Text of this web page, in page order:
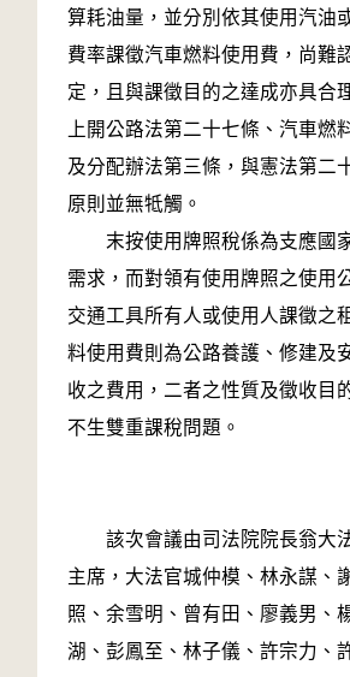
算耗油量，並分別依其使用汽油
費率課徵汽車燃料使用費，尚難
定，且與課徵目的之達成亦具合
上開公路法第二十七條、汽車燃
及分配辦法第三條，與憲法第二
原則並無牴觸。
末按使用牌照稅係為支應國
需求，而對領有使用牌照之使用
交通工具所有人或使用人課徵之
料使用費則為公路養護、修建及
收之費用，二者之性質及徵收目
不生雙重課稅問題。
該次會議由司法院院長翁大
主席，大法官城仲模、林永謀、
照、余雪明、曾有田、廖義男、
湖、彭鳳至、林子儀、許宗力、